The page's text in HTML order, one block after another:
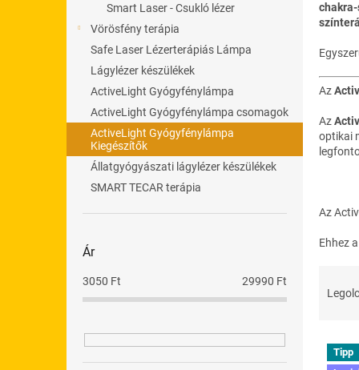
Smart Laser - Csukló lézer
Vörösfény terápia
Safe Laser Lézerterápiás Lámpa
Lágylézer készülékek
ActiveLight Gyógyfénylámpa
ActiveLight Gyógyfénylámpa csomagok
ActiveLight Gyógyfénylámpa
Kiegészítők
Állatgyógyászati lágylézer készülékek
SMART TECAR terápia
Ár
3050 Ft 29990 Ft
Az
Az
optikai
Az
Ehhez
T Tipp